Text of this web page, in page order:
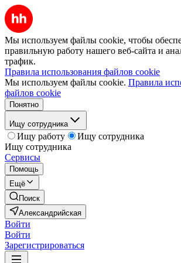
Мы используем файлы cookie, чтобы
правильную работу нашего веб-сайта и
трафик.
Правила использования файлов cookie
Мы используем файлы cookie. Правила
файлов cookie
Понятно
Ищу сотрудника
Ищу работу
Ищу сотрудника
Ищу сотрудника
Сервисы
Помощь
Ещё
Поиск
Александрийская
Войти
Войти
Зарегистрироваться